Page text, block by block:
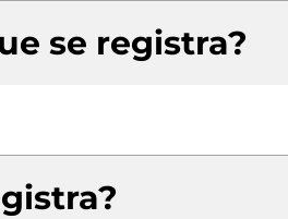
se registra?